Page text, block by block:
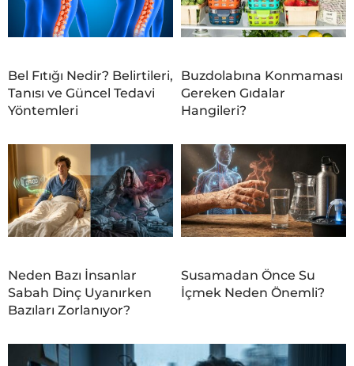
Bel Fıtığı Nedir? Belirtileri,
Tanısı ve Güncel Tedavi
Yöntemleri
Buzdolabına Konmaması
Gereken Gıdalar
Hangileri?
Neden Bazı İnsanlar
Sabah Dinç Uyanırken
Bazıları Zorlanıyor?
Susamadan Önce Su
İçmek Neden Önemli?